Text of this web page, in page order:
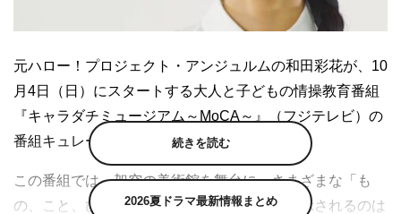
元ハロー！プロジェクト・アンジュルムの和田彩花が、10
月4日（日）にスタートする大人と子どもの情操教育番組
『キャラダチミュージアム～MoCA～』（フジテレビ）の
番組キュレーターに就任した。
この番組では、架空の美術館を舞台に、さまざまな「も
の、こと、ひと」をキュレーションする。展示されるのは
続きを読む
2026夏ドラマ最新情報まとめ